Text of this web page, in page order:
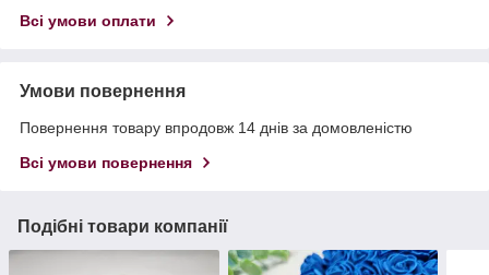
Всі умови оплати
Умови повернення
Повернення товару впродовж 14 днів за домовленістю
Всі умови повернення
Подібні товари компанії